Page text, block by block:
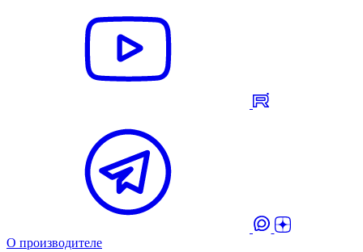
О производителе